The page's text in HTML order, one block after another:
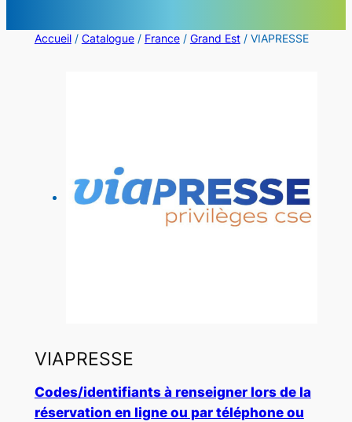
Accueil/ Catalogue/ France/ Grand Est/ VIAPRESSE
VIAPRESSE
Codes/identifiants à renseigner lors de la
réservation en ligne ou par téléphone ou